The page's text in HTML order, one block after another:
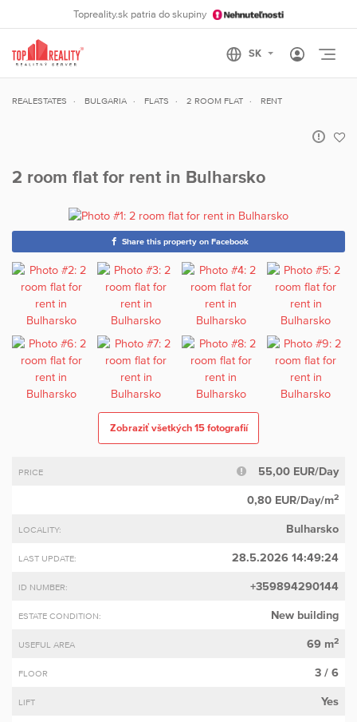
Topreality.sk patria do skupiny
REALESTATES BULGARIA FLATS 2 ROOM FLAT RENT
2 room flat for rent in Bulharsko
Share this property on Facebook
Zobraziť všetkých 15 fotografií
PRICE 55,00 EUR/Day
0,80 EUR/Day/m2
LOCALITY: Bulharsko
LAST UPDATE: 28.5.2026 14:49:24
ID NUMBER: +359894290144
ESTATE CONDITION: New building
USEFUL AREA 69 m2
FLOOR 3 / 6
LIFT Yes